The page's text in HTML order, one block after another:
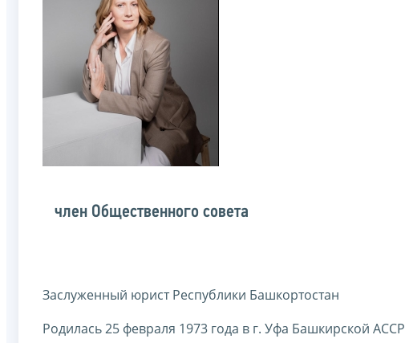
член Общественного совета
Заслуженный юрист Республики Башкортостан
Родилась 25 февраля 1973 года в г. Уфа Башкирской АССР